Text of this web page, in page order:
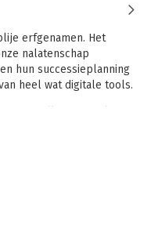
erfgenamen. Het
nalatenschap
hun successieplanning
heel wat digitale tools.
met
singles,